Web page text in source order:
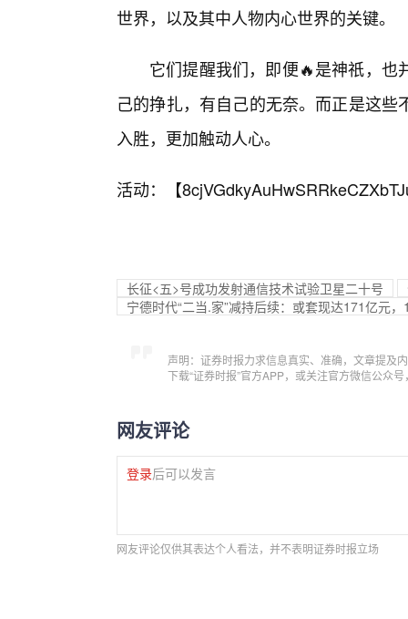
世界，以及其中人物内心世界的关键。
它们提醒我们，即便🔥是神祇，
己的挣扎，有自己的无奈。而正是这
入胜，更加触动人心。
活动：【
长征<五>号成功发射通信技术试验卫星二十号
宁德时代“二当.家”减持后续：或套现达171亿元
声明：证券时报力求信息真实、准确，文章提及
下载“证券时报”官方APP，或关注官方微信公众
网友评论
登录后可以发言
网友评论仅供其表达个人看法，并不表明证券时报立场